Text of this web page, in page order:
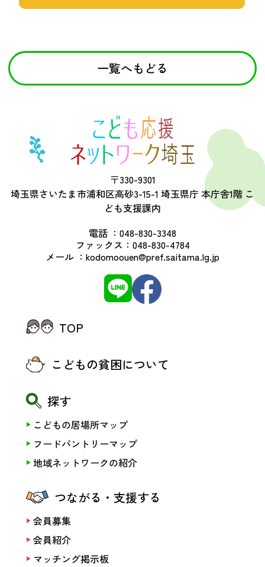
一覧へもどる
〒330-9301
埼玉県さいたま市浦和区高砂3-15-1 埼玉県庁 本庁舎1階 こ
ども支援課内
電話 ： 048-830-3348
ファックス： 048-830-4784
メール ： kodomoouen@pref.saitama.lg.jp
TOP
こどもの貧困について
探す
こどもの居場所マップ
フードパントリーマップ
地域ネットワークの紹介
つながる・支援する
会員募集
会員紹介
マッチング掲示板